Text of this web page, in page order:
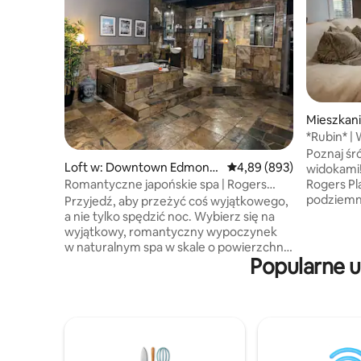
Loft w: Downtown Edmont
on
Średnia ocena: 4,89 na
4,89 (893)
Romantyczne japońskie spa | Rogers
Place | Bezpłatne miejsce parkingowe
Przyjedź, aby przeżyć coś wyjątkowego,
a nie tylko spędzić noc. Wybierz się na
wyjątkowy, romantyczny wypoczynek
w naturalnym spa w skale o powierzchni
1000 stóp kwadratowych w centrum
Edmonton. Twój przytulny azyl czeka na
legislacyjnych, transportu publicznego
monton
*Rubin* |
King |
Poznaj
widokami! ✔ 5 minut spacerem od
Rogers
Siłownia
Popularne